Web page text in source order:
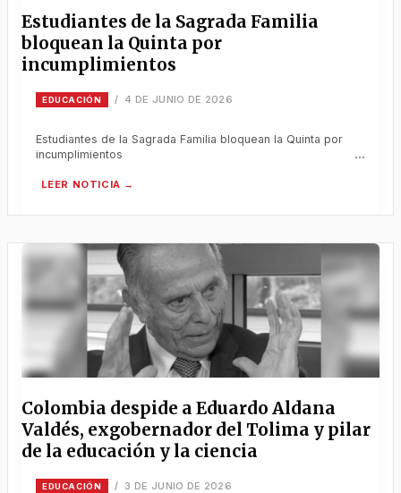
Estudiantes de la Sagrada Familia
bloquean la Quinta por
incumplimientos
EDUCACIÓN / 4 DE JUNIO DE 2026
Estudiantes de la Sagrada Familia bloquean la Quinta por
incumplimientos
Colombia despide a Eduardo Aldana
Valdés, exgobernador del Tolima y pilar
de la educación y la ciencia
EDUCACIÓN / 3 DE JUNIO DE 2026